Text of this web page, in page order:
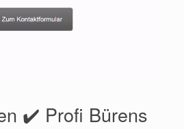
✔️ Profi Bürens